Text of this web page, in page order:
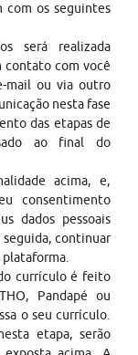
com os seguintes
será realizada
contato com você
mail ou via outro
nesta fase
das etapas de
ao final do
acima, e,
consentimento
dados pessoais
seguida, continuar
currículo é feito
Pandapé ou
o seu currículo.
etapa, serão